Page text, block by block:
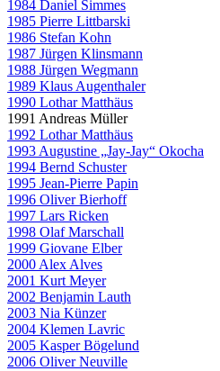
1984 Daniel Simmes
1985 Pierre Littbarski
1986 Stefan Kohn
1987 Jürgen Klinsmann
1988 Jürgen Wegmann
1989 Klaus Augenthaler
1990 Lothar Matthäus
1991 Andreas Müller
1992 Lothar Matthäus
1993 Augustine „Jay-Jay“ Okocha
1994 Bernd Schuster
1995 Jean-Pierre Papin
1996 Oliver Bierhoff
1997 Lars Ricken
1998 Olaf Marschall
1999 Giovane Elber
2000 Alex Alves
2001 Kurt Meyer
2002 Benjamin Lauth
2003 Nia Künzer
2004 Klemen Lavric
2005 Kasper Bögelund
2006 Oliver Neuville